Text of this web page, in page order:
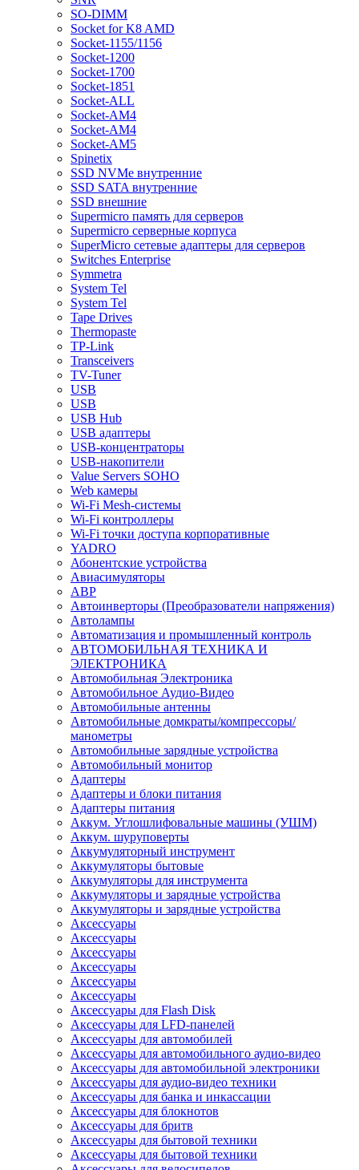
SO-DIMM
Socket for K8 AMD
Socket-1155/1156
Socket-1200
Socket-1700
Socket-1851
Socket-ALL
Socket-AM4
Socket-AM4
Socket-AM5
Spinetix
SSD NVMe внутренние
SSD SATA внутренние
SSD внешние
Supermicro память для серверов
Supermicro серверные корпуса
SuperMicro сетевые адаптеры для серверов
Switches Enterprise
Symmetra
System Tel
System Tel
Tape Drives
Thermopaste
TP-Link
Transceivers
TV-Tuner
USB
USB
USB Hub
USB адаптеры
USB-концентраторы
USB-накопители
Value Servers SOHO
Web камеры
Wi-Fi Mesh-системы
Wi-Fi контроллеры
Wi-Fi точки доступа корпоративные
YADRO
Абонентские устройства
Авиасимуляторы
АВР
Автоинверторы (Преобразователи напряжения)
Автолампы
Автоматизация и промышленный контроль
АВТОМОБИЛЬНАЯ ТЕХНИКА И
ЭЛЕКТРОНИКА
Автомобильная Электроника
Автомобильное Аудио-Видео
Автомобильные антенны
Автомобильные домкраты/компрессоры/
манометры
Автомобильные зарядные устройства
Автомобильный монитор
Адаптеры
Адаптеры и блоки питания
Адаптеры питания
Аккум. Углошлифовальные машины (УШМ)
Аккум. шуруповерты
Аккумуляторный инструмент
Аккумуляторы бытовые
Аккумуляторы для инструмента
Аккумуляторы и зарядные устройства
Аккумуляторы и зарядные устройства
Аксессуары
Аксессуары
Аксессуары
Аксессуары
Аксессуары
Аксессуары
Аксессуары для Flash Disk
Аксессуары для LFD-панелей
Аксессуары для автомобилей
Аксессуары для автомобильного аудио-видео
Аксессуары для автомобильной электроники
Аксессуары для аудио-видео техники
Аксессуары для банка и инкассации
Аксессуары для блокнотов
Аксессуары для бритв
Аксессуары для бытовой техники
Аксессуары для бытовой техники